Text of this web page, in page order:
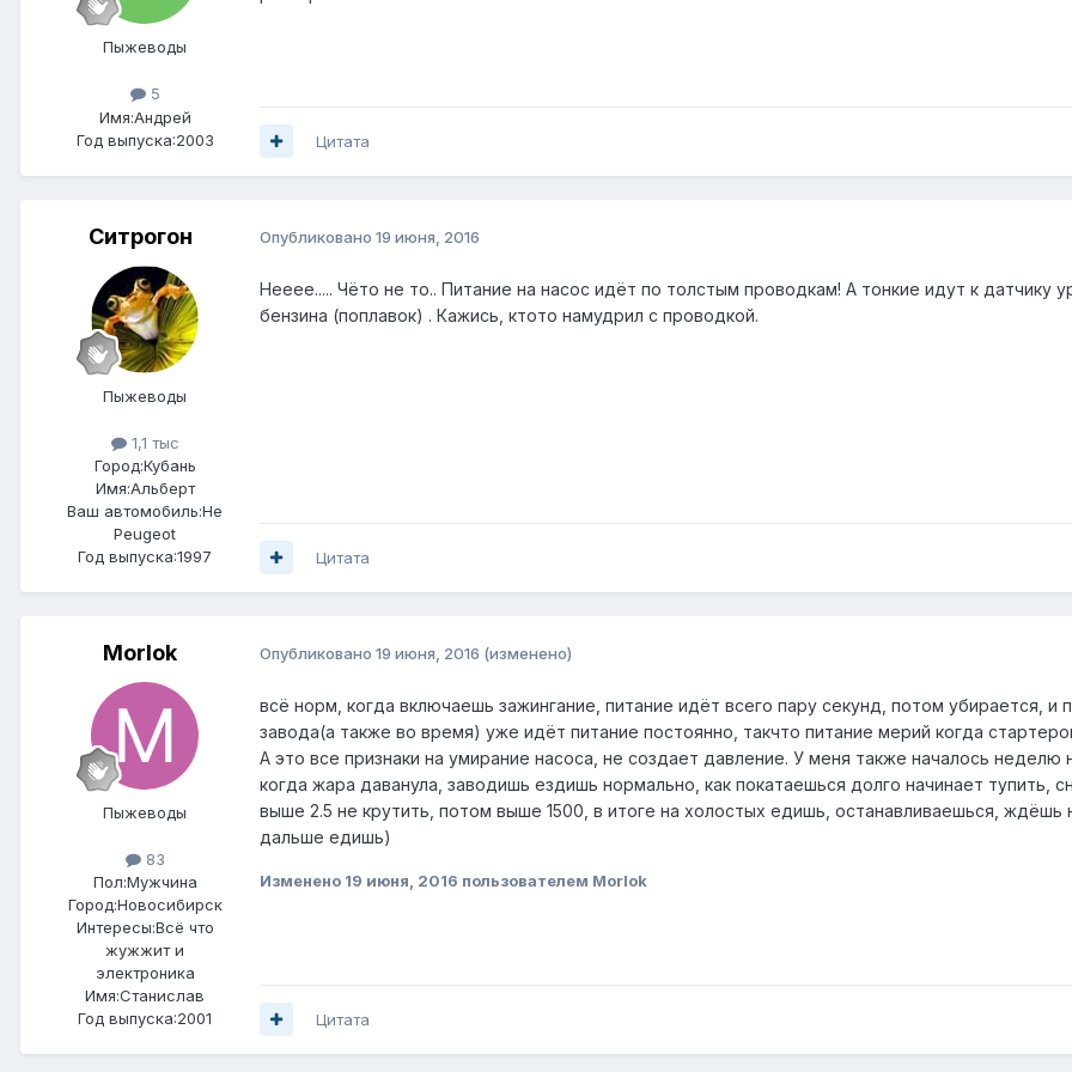
Пыжеводы
5
Имя:Андрей
Год выпуска:2003
Цитата
Ситрогон
Пыжеводы
1,1 тыс
Город:Кубань
Имя:Альберт
Ваш автомобиль:Не
Peugeot
Год выпуска:1997
Опубликовано 19 июня, 2016
Нееее..... Чёто не то.. Питание на насос идёт по толстым проводкам! А тонкие идут к датчику
бензина (поплавок) . Кажись, ктото намудрил с проводкой.
Цитата
Morlok
Пыжеводы
83
Пол:Мужчина
Город:Новосибирск
Интересы:Всё что
жужжит и
электроника
Имя:Станислав
Год выпуска:2001
Опубликовано 19 июня, 2016 (изменено)
всё норм, когда включаешь зажингание, питание идёт всего пару секунд, потом убирается, и
завода(а также во время) уже идёт питание постоянно, такчто питание мерий когда
А это все признаки на умирание насоса, не создает давление. У меня также началось неделю
когда жара даванула, заводишь ездишь нормально, как покатаешься долго начинает тупить,
выше 2.5 не крутить, потом выше 1500, в итоге на холостых едишь, останавливаешься, ждёшь
дальше едишь)
Изменено 19 июня, 2016 пользователем Morlok
Цитата